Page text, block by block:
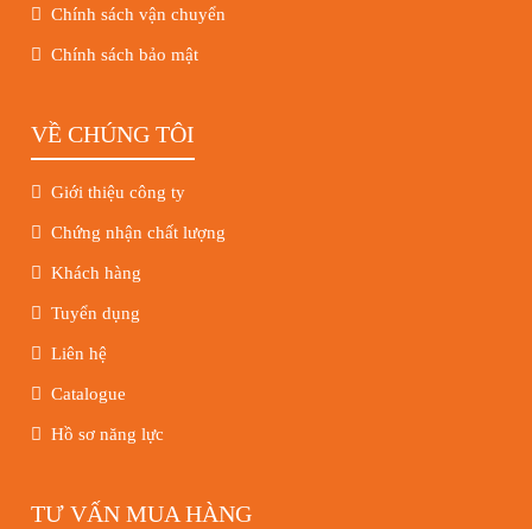
Chính sách vận chuyển
Chính sách bảo mật
VỀ CHÚNG TÔI
Giới thiệu công ty
Chứng nhận chất lượng
Khách hàng
Tuyển dụng
Liên hệ
Catalogue
Hồ sơ năng lực
TƯ VẤN MUA HÀNG